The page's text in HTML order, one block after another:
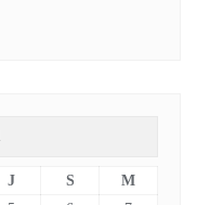
J S
M